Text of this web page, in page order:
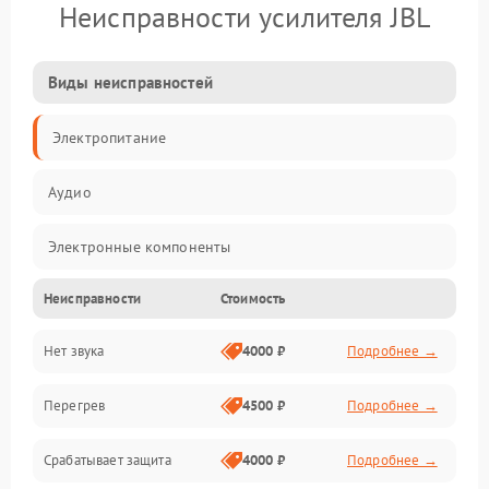
Неисправности усилителя JBL
Виды неисправностей
Электропитание
Аудио
Электронные компоненты
Управление
Корпус/Герметичность
Неисправности Стоимость
Нет звука 4000 ₽ Подробнее →
Перегрев 4500 ₽ Подробнее →
Срабатывает защита 4000 ₽ Подробнее →